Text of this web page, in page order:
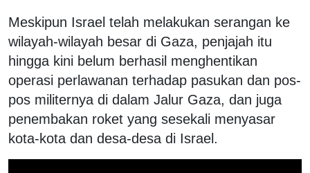
Meskipun Israel telah melakukan serangan ke
wilayah-wilayah besar di Gaza, penjajah itu
hingga kini belum berhasil menghentikan
operasi perlawanan terhadap pasukan dan pos-
pos militernya di dalam Jalur Gaza, dan juga
penembakan roket yang sesekali menyasar
kota-kota dan desa-desa di Israel.